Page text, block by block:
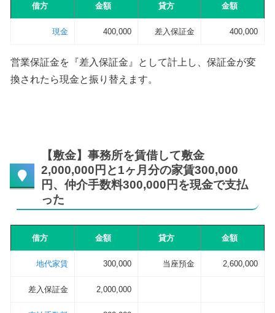
借方 金額 貸方 金額
現金 400,000 差入保証金 400,000
営業保証金を『差入保証金』として計上し、保証金が変
換されたら現金と振り替えます。
【敷金】事務所を賃借して敷金
2,000,000円と1ヶ月分の家賃300,000
円、仲介手数料300,000円を現金で支払
った
借方 金額 貸方 金額
地代家賃 300,000 当座預金 2,600,000
差入保証金 2,000,000